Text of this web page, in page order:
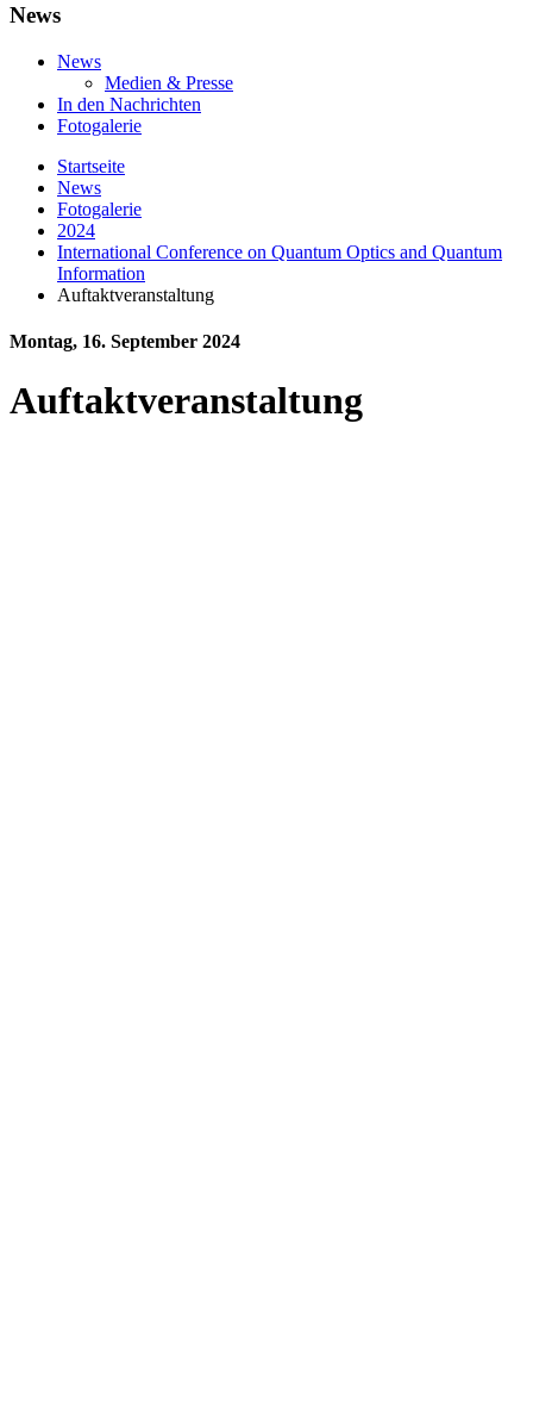
News
News
Medien & Presse
In den Nachrichten
Fotogalerie
Startseite
News
Fotogalerie
2024
International Conference on Quantum Optics and Quantum
Information
Auftaktveranstaltung
Montag, 16. September 2024
Auftaktveranstaltung